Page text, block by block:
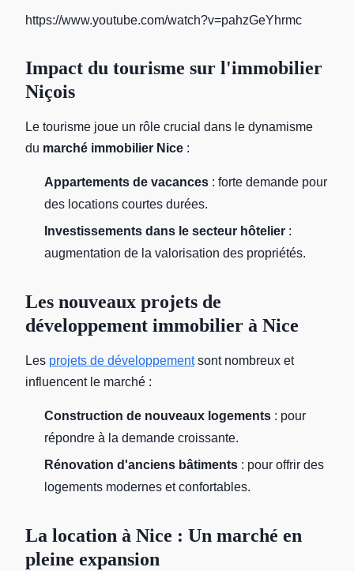
https://www.youtube.com/watch?v=pahzGeYhrmc
Impact du tourisme sur l'immobilier
Niçois
Le tourisme joue un rôle crucial dans le dynamisme
du marché immobilier Nice :
Appartements de vacances : forte demande pour
des locations courtes durées.
Investissements dans le secteur hôtelier :
augmentation de la valorisation des propriétés.
Les nouveaux projets de
développement immobilier à Nice
Les projets de développementsont nombreux et
influencent le marché :
Construction de nouveaux logements : pour
répondre à la demande croissante.
Rénovation d'anciens bâtiments : pour offrir des
logements modernes et confortables.
La location à Nice : Un marché en
pleine expansion